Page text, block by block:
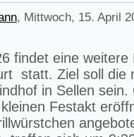
, Mittwoch, 15. April
findet eine weitere
statt. Ziel soll die
in Sellen sein.
Festakt